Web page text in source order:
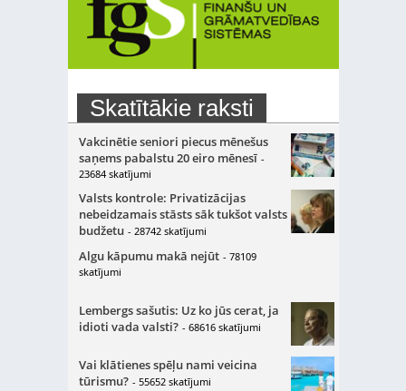
Skatītākie raksti
Vakcinētie seniori piecus mēnešus
saņems pabalstu 20 eiro mēnesī -
23684 skatījumi
Valsts kontrole: Privatizācijas
nebeidzamais stāsts sāk tukšot valsts
budžetu - 28742 skatījumi
Algu kāpumu makā nejūt - 78109
skatījumi
Lembergs sašutis: Uz ko jūs cerat, ja
idioti vada valsti? - 68616 skatījumi
Vai klātienes spēļu nami veicina
tūrismu? - 55652 skatījumi